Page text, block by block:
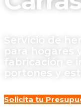
Servicio de
para hogares
fabricación e
portones y
Solicita tu